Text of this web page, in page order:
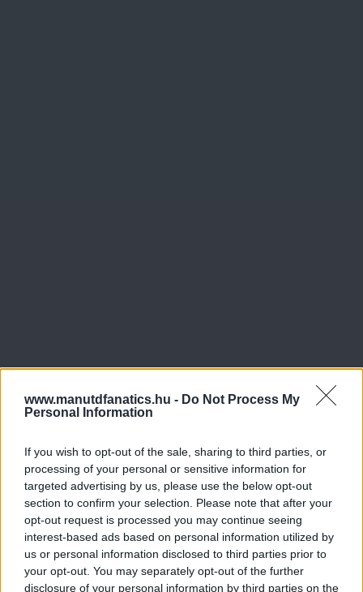
www.manutdfanatics.hu - Do Not Process My
Personal Information
If you wish to opt-out of the sale, sharing to third parties, or
processing of your personal or sensitive information for
targeted advertising by us, please use the below opt-out
section to confirm your selection. Please note that after your
opt-out request is processed you may continue seeing
interest-based ads based on personal information utilized by
us or personal information disclosed to third parties prior to
your opt-out. You may separately opt-out of the further
disclosure of your personal information by third parties on the